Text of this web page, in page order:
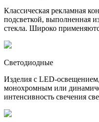
Классическая рекламная
подсветкой, выполненная
стекла. Широко
Светодиодные
Изделия с LED-
монохромным или
интенсивность свечения